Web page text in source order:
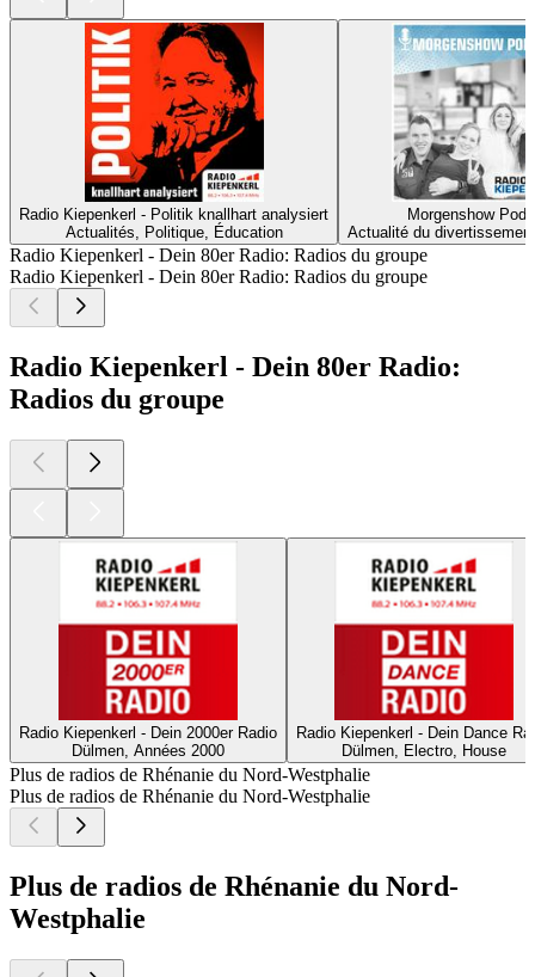
Radio Kiepenkerl - Politik knallhart analysiert
Actualités, Politique, Éducation
Morgenshow
Actualité du
Radio Kiepenkerl - Dein 80er Radio: Radios du groupe
Radio Kiepenkerl - Dein 80er Radio: Radios du groupe
Radio Kiepenkerl - Dein 80er Radio:
Radios du groupe
Radio Kiepenkerl - Dein 2000er Radio
Dülmen, Années 2000
Radio Kiepenkerl - Dein Dance
Dülmen, Electro, House
Plus de radios de Rhénanie du Nord-Westphalie
Plus de radios de Rhénanie du Nord-Westphalie
Plus de radios de Rhénanie du Nord-
Westphalie